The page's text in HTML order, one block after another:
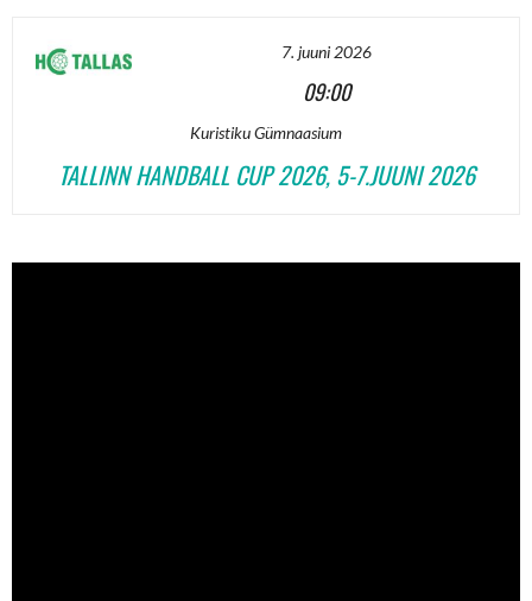
7. juuni 2026
09:00
Kuristiku Gümnaasium
TALLINN HANDBALL CUP 2026, 5-7.JUUNI 2026